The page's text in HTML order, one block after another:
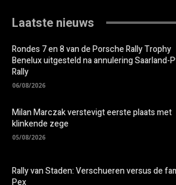
Laatste nieuws
Rondes 7 en 8 van de Porsche Rally Trophy
Benelux uitgesteld na annulering Saarland-
Rally
06/08/2026
Milan Marczak verstevigt eerste plaats met
klinkende zege
05/08/2026
Rally van Staden: Verschueren versus de
Pex